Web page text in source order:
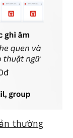
thường